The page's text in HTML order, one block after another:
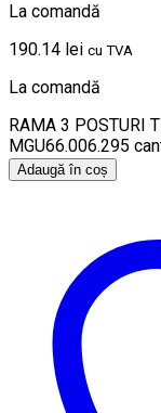
La comandă
190.14 lei cu TVA
La comandă
RAMA 3 POSTURI
MGU66.006.295
Adaugă în coș